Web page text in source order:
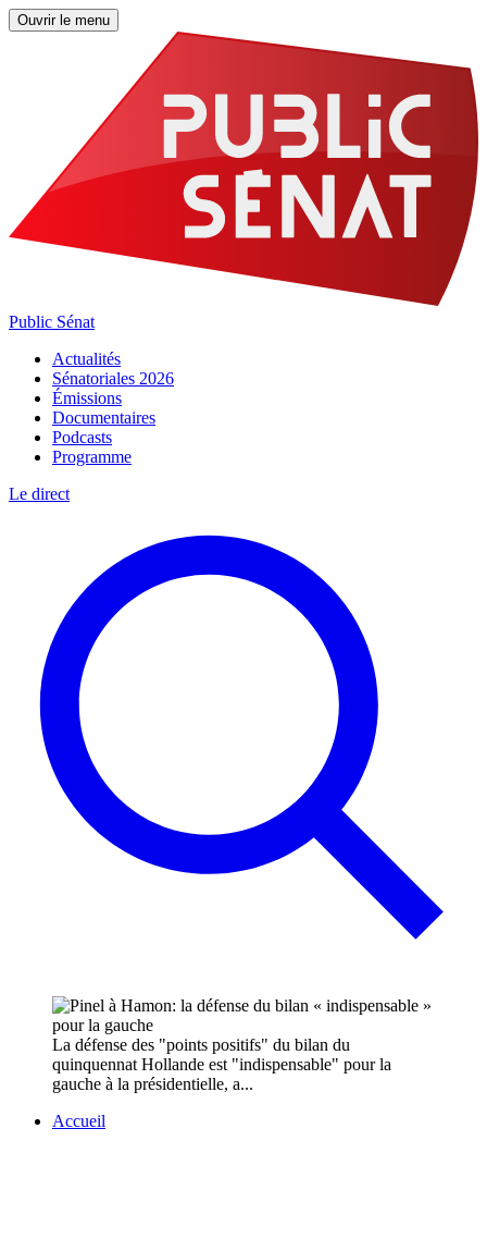
Ouvrir le menu
Public Sénat
Actualités
Sénatoriales 2026
Émissions
Documentaires
Podcasts
Programme
Le direct
La défense des "points positifs" du bilan du
quinquennat Hollande est "indispensable" pour la
gauche à la présidentielle, a...
Accueil